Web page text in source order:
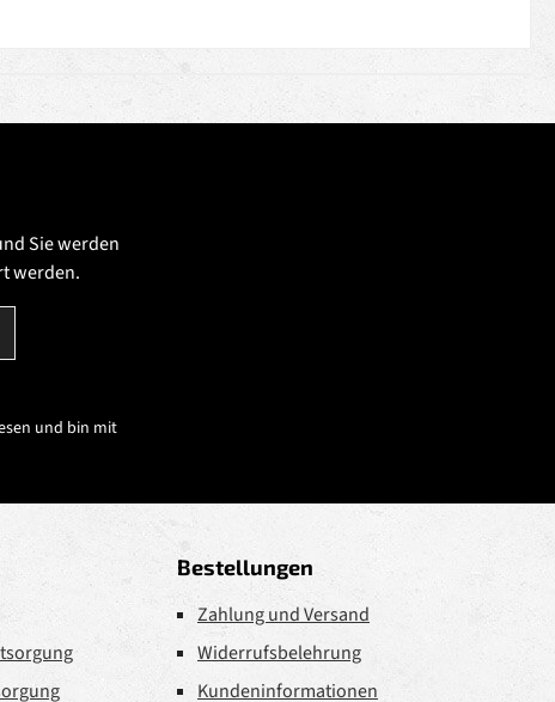
Sie werden
werden.
und bin mit
Bestellungen
Zahlung und Versand
Widerrufsbelehrung
Kundeninformationen